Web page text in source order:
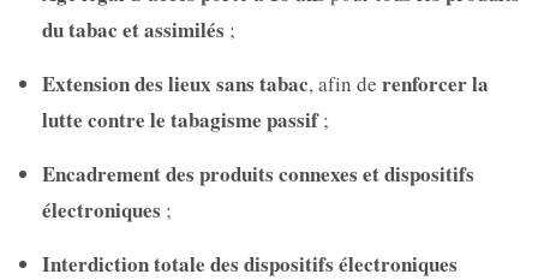
du tabac et assimilés ;
Extension des lieux sans tabac, afin de renforcer la
lutte contre le tabagisme passif;
Encadrement des produits connexes et dispositifs
électroniques ;
Interdiction totale des dispositifs électroniques